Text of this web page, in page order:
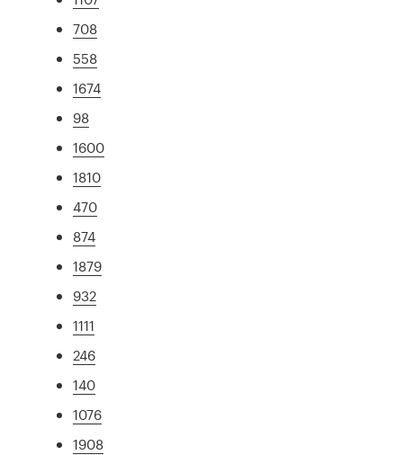
708
558
1674
98
1600
1810
470
874
1879
932
1111
246
140
1076
1908